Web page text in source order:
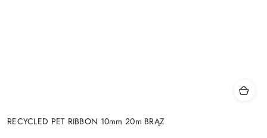
RECYCLED PET RIBBON 10mm 20m BRĄZ